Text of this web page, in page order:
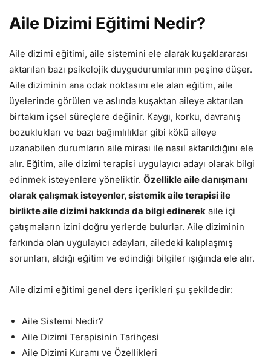
Aile Dizimi Eğitimi Nedir?
Aile dizimi eğitimi, aile sistemini ele alarak kuşaklararası
aktarılan bazı psikolojik duygudurumlarının peşine düşer.
Aile diziminin ana odak noktasını ele alan eğitim, aile
üyelerinde görülen ve aslında kuşaktan aileye aktarılan
birtakım içsel süreçlere değinir. Kaygı, korku, davranış
bozuklukları ve bazı bağımlılıklar gibi kökü aileye
uzanabilen durumların aile mirası ile nasıl aktarıldığını ele
alır. Eğitim, aile dizimi terapisi uygulayıcı adayı olarak bilgi
edinmek isteyenlere yöneliktir. Özellikle aile danışmanı
olarak çalışmak isteyenler, sistemik aile terapisi ile
birlikte aile dizimi hakkında da bilgi edinerek aile içi
çatışmaların izini doğru yerlerde bulurlar. Aile diziminin
farkında olan uygulayıcı adayları, ailedeki kalıplaşmış
sorunları, aldığı eğitim ve edindiği bilgiler ışığında ele alır.
Aile dizimi eğitimi genel ders içerikleri şu şekildedir:
Aile Sistemi Nedir?
Aile Dizimi Terapisinin Tarihçesi
Aile Dizimi Kuramı ve Özellikleri